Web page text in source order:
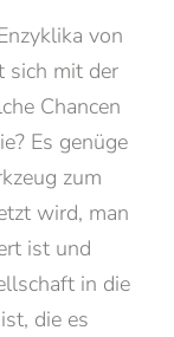
von
sich mit der
Chancen
Es genüge
zum
wird, man
ist und
in die
die es